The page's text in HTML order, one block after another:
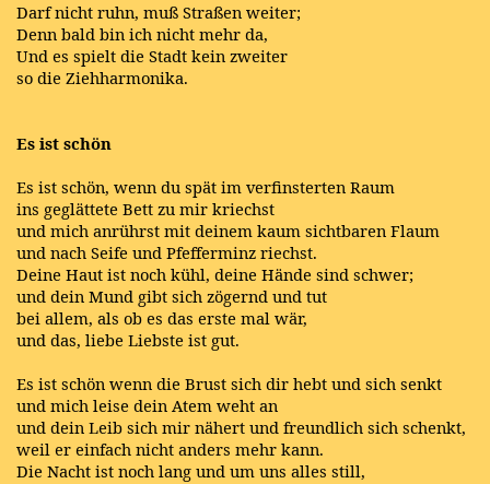
Darf nicht ruhn, muß Straßen weiter;
Denn bald bin ich nicht mehr da,
Und es spielt die Stadt kein zweiter
so die Ziehharmonika.
Es ist schön
Es ist schön, wenn du spät im verfinsterten Raum
ins geglättete Bett zu mir kriechst
und mich anrührst mit deinem kaum sichtbaren Flaum
und nach Seife und Pfefferminz riechst.
Deine Haut ist noch kühl, deine Hände sind schwer;
und dein Mund gibt sich zögernd und tut
bei allem, als ob es das erste mal wär,
und das, liebe Liebste ist gut.
Es ist schön wenn die Brust sich dir hebt und sich senkt
und mich leise dein Atem weht an
und dein Leib sich mir nähert und freundlich sich schenkt,
weil er einfach nicht anders mehr kann.
Die Nacht ist noch lang und um uns alles still,